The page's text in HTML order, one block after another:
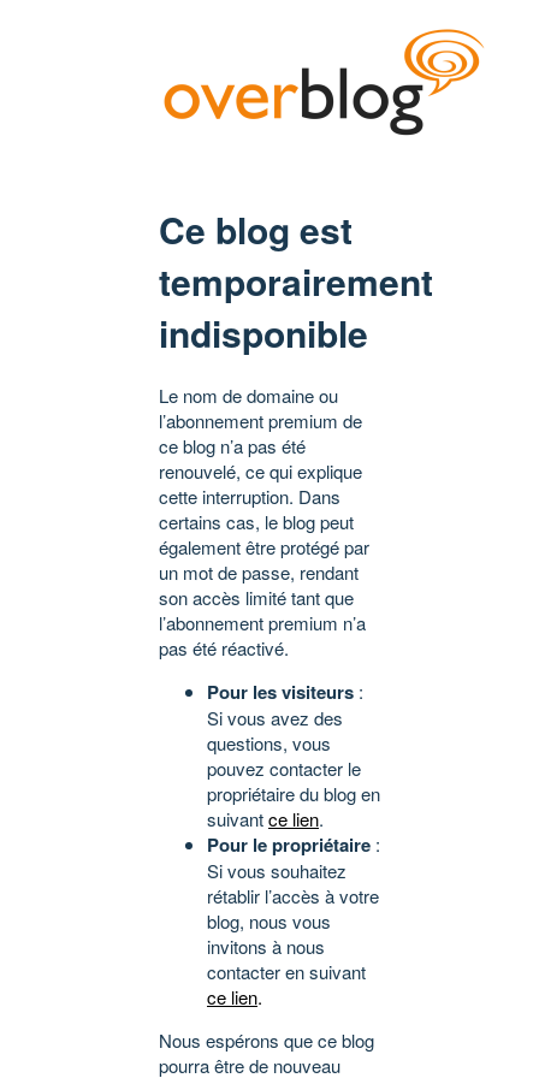
Ce blog est
temporairement
indisponible
Le nom de domaine ou
l’abonnement premium de
ce blog n’a pas été
renouvelé, ce qui explique
cette interruption. Dans
certains cas, le blog peut
également être protégé par
un mot de passe, rendant
son accès limité tant que
l’abonnement premium n’a
pas été réactivé.
Pour les visiteurs :
Si vous avez des
questions, vous
pouvez contacter le
propriétaire du blog en
suivantce lien.
Pour le propriétaire :
Si vous souhaitez
rétablir l’accès à votre
blog, nous vous
invitons à nous
contacter en suivant
ce lien.
Nous espérons que ce blog
pourra être de nouveau